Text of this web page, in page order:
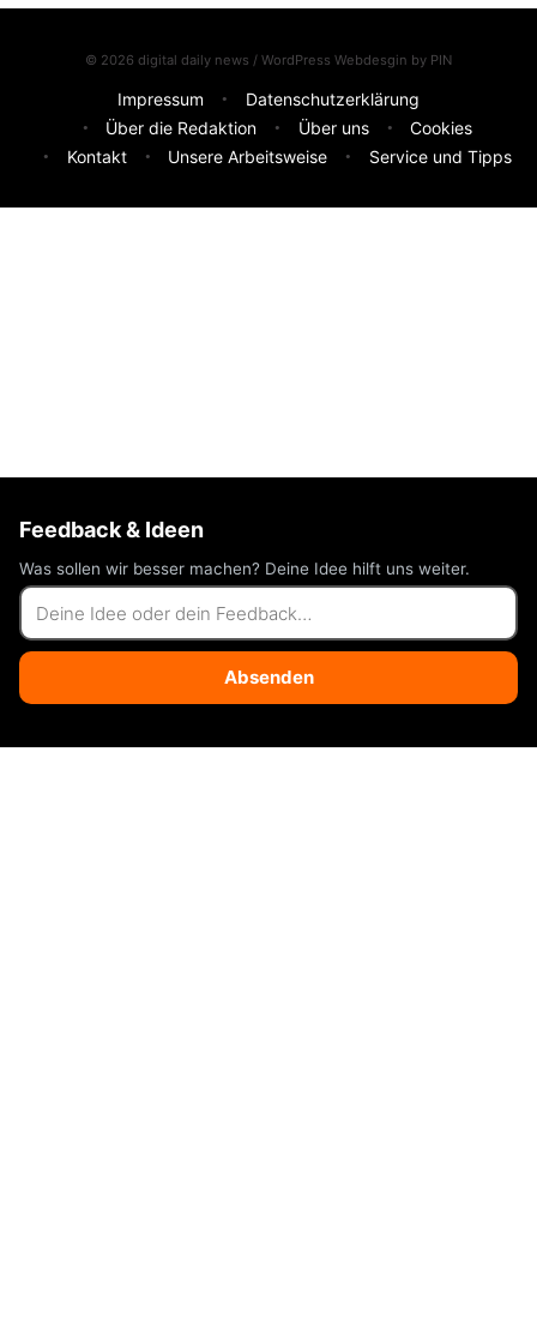
© 2026 digital daily news / WordPress Webdesgin by PIN
Impressum
Datenschutzerklärung
Über die Redaktion
Über uns
Cookies
Kontakt
Unsere Arbeitsweise Service und Tipps
Feedback & Ideen
Was sollen wir besser machen? Deine Idee hilft uns weiter.
Absenden